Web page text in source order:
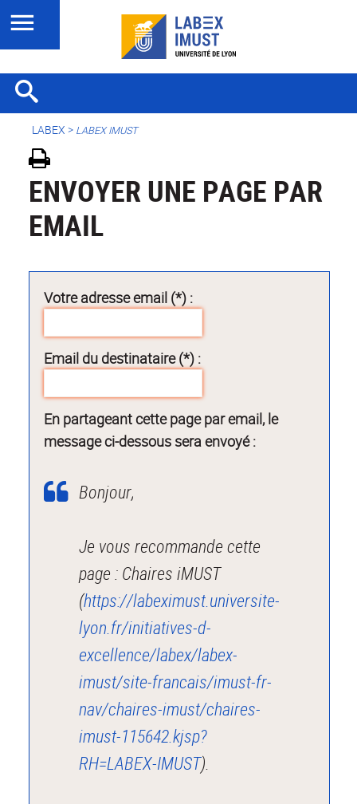
LABEX > LABEX IMUST
ENVOYER UNE PAGE PAR
EMAIL
Votre adresse email (*) :
Email du destinataire (*) :
En partageant cette page par email, le
message ci-dessous sera envoyé :
Bonjour,
Je vous recommande cette
page : Chaires iMUST
(https://labeximust.universite-
lyon.fr/initiatives-d-
excellence/labex/labex-
imust/site-francais/imust-fr-
nav/chaires-imust/chaires-
imust-115642.kjsp?
RH=LABEX-IMUST).